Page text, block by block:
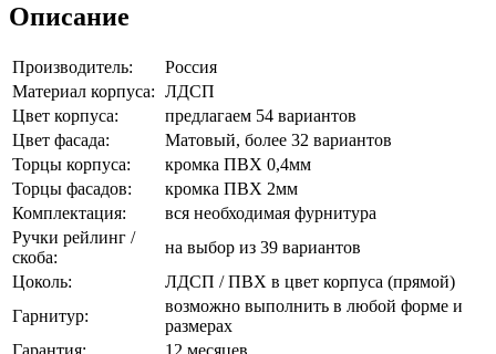
Описание
Производитель:
Россия
Материал корпуса: ЛДСП
Цвет корпуса:
предлагаем 54 вариантов
Цвет фасада:
Матовый, более 32 вариантов
Торцы корпуса:
кромка ПВХ 0,4мм
Торцы фасадов:
кромка ПВХ 2мм
Комплектация:
вся необходимая фурнитура
Ручки рейлинг /
скоба:
на выбор из 39 вариантов
Цоколь:
ЛДСП / ПВХ в цвет корпуса (прямой)
Гарнитур:
возможно выполнить в любой форме и
размерах
Гарантия:
12 месяцев